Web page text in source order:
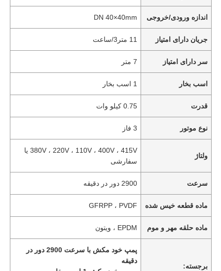
اندازه ورودی/خروجی DN 40×40mm
جریان دارای امتیاز 11 متر3/ساعت
سر دارای امتیاز 7 متر
اسب بخار 1 اسب بخار
قدرت 0.75 کیلو وات
نوع موتور 3 فاز
ولتاژ
380V ، 220V ، 110V ، 400V ، 415V یا
سفارشی
سرعت 2900 دور در دقیقه
ماده قطعه خیس شده GFRPP ، PVDF
ماده حلقه مهر و موم EPDM ، ویتون
برجسته:
پمپ خود مکش با سرعت 2900 دور در
دقیقه